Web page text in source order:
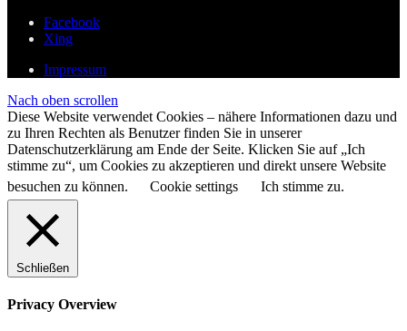
Facebook
Xing
Impressum
Nach oben scrollen
Diese Website verwendet Cookies – nähere Informationen dazu und
zu Ihren Rechten als Benutzer finden Sie in unserer
Datenschutzerklärung am Ende der Seite. Klicken Sie auf „Ich
stimme zu“, um Cookies zu akzeptieren und direkt unsere Website
besuchen zu können.
Cookie settings Ich stimme zu.
Schließen
Privacy Overview